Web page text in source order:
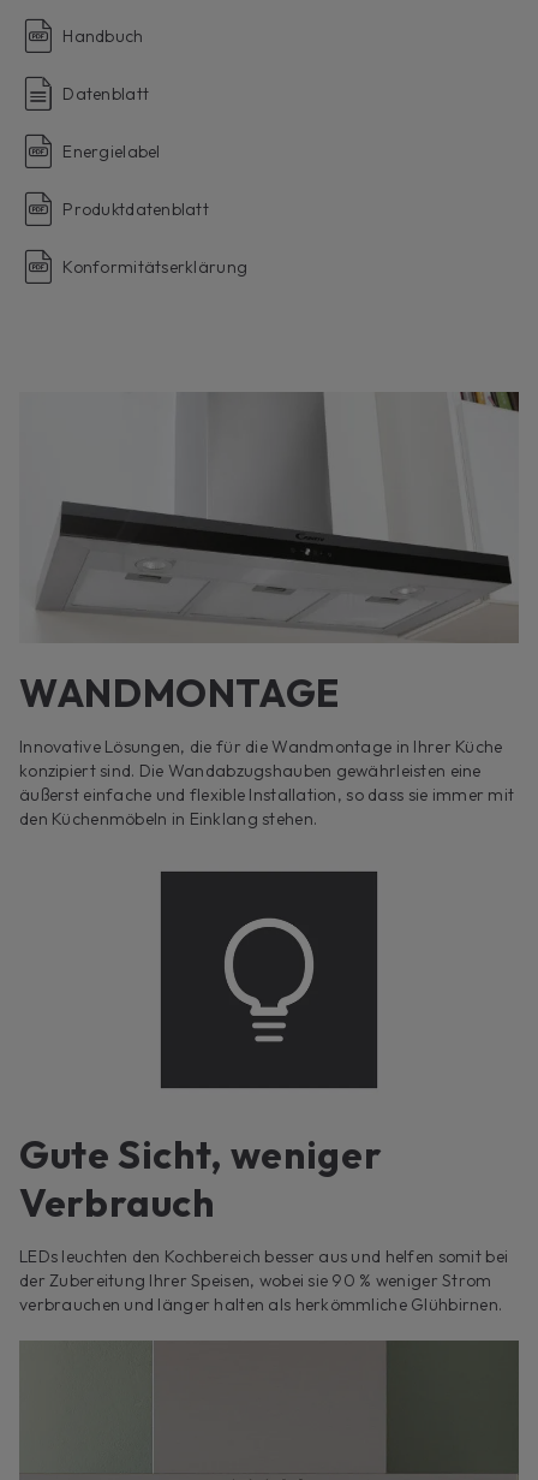
Handbuch
Datenblatt
Energielabel
Produktdatenblatt
Konformitätserklärung
WANDMONTAGE
Innovative Lösungen, die für die Wandmontage in Ihrer Küche
konzipiert sind. Die Wandabzugshauben gewährleisten eine
äußerst einfache und flexible Installation, so dass sie immer mit
den Küchenmöbeln in Einklang stehen.
Gute Sicht, weniger
Verbrauch
LEDs leuchten den Kochbereich besser aus und helfen somit bei
der Zubereitung Ihrer Speisen, wobei sie 90 % weniger Strom
verbrauchen und länger halten als herkömmliche Glühbirnen.